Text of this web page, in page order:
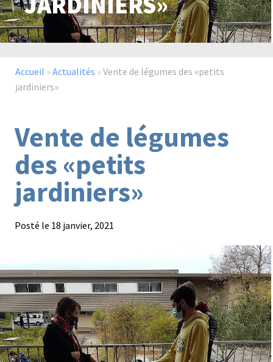
Sciences
du
Trouver
sa
voie
Accueil »Actualités »Vente de légumes des «petits
jardiniers»
Vente de légumes
des «petits
jardiniers»
Posté le 18 janvier, 2021